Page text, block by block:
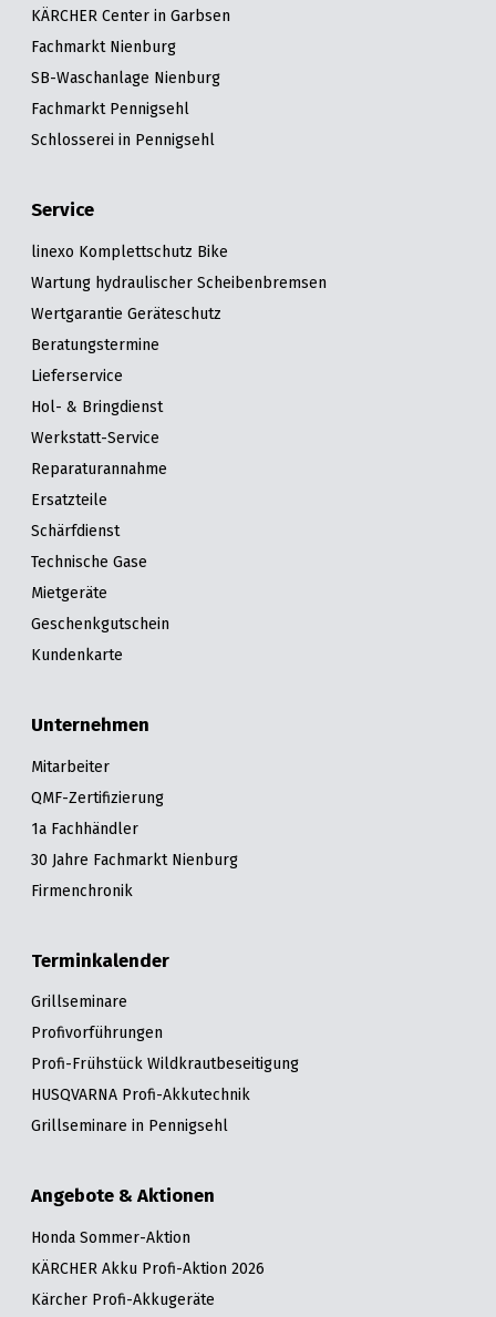
KÄRCHER Center in Garbsen
Fachmarkt Nienburg
SB-Waschanlage Nienburg
Fachmarkt Pennigsehl
Schlosserei in Pennigsehl
Service
linexo Komplettschutz Bike
Wartung hydraulischer Scheibenbremsen
Wertgarantie Geräteschutz
Beratungstermine
Lieferservice
Hol- & Bringdienst
Werkstatt-Service
Reparaturannahme
Ersatzteile
Schärfdienst
Technische Gase
Mietgeräte
Geschenkgutschein
Kundenkarte
Unternehmen
Mitarbeiter
QMF-Zertifizierung
1a Fachhändler
30 Jahre Fachmarkt Nienburg
Firmenchronik
Terminkalender
Grillseminare
Profivorführungen
Profi-Frühstück Wildkrautbeseitigung
HUSQVARNA Profi-Akkutechnik
Grillseminare in Pennigsehl
Angebote & Aktionen
Honda Sommer-Aktion
KÄRCHER Akku Profi-Aktion 2026
Kärcher Profi-Akkugeräte